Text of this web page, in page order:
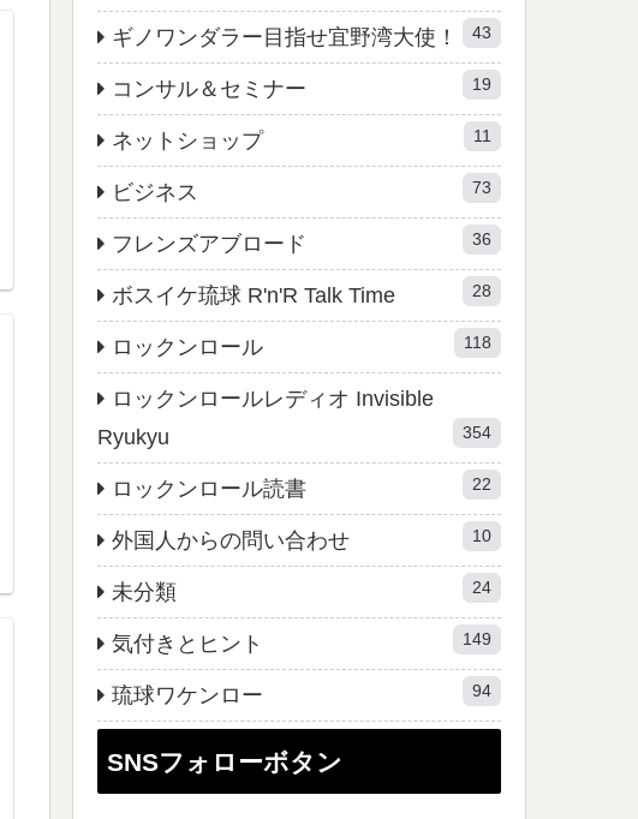
ギノワンダラー目指せ宜野湾大使！ 43
コンサル＆セミナー 19
ネットショップ 11
ビジネス 73
フレンズアブロード 36
ボスイケ琉球 R'n'R Talk Time 28
ロックンロール 118
ロックンロールレディオ Invisible
Ryukyu
354
ロックンロール読書 22
外国人からの問い合わせ 10
未分類 24
気付きとヒント 149
琉球ワケンロー 94
SNSフォローボタン